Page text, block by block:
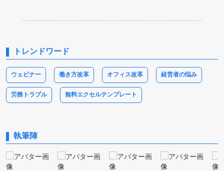
トレンドワード
ウェビナー 働き方改革 オフィス改革 経営者の悩み
労務トラブル 無料エクセルテンプレート
執筆陣